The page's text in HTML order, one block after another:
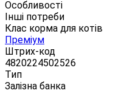
Особливості
Інші потреби
Клас корма для котів
Преміум
Штрих-код
4820224502526
Тип
Залізна банка